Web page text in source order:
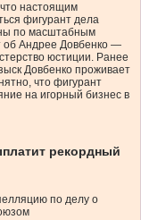
что настоящим
фигурант дела
по масштабным
об Андрее Довбенко —
юстиции. Ранее
Довбенко проживает
что фигурант
на игорный бизнес в
рекордный
по делу о